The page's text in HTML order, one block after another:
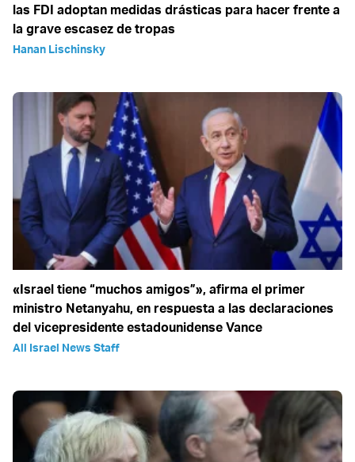
las FDI adoptan medidas drásticas para hacer frente a
la grave escasez de tropas
Hanan Lischinsky
«Israel tiene “muchos amigos”», afirma el primer
ministro Netanyahu, en respuesta a las declaraciones
del vicepresidente estadounidense Vance
All Israel News Staff